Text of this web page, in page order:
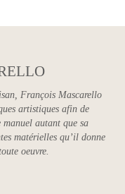
François Mascarello
artistiques afin de
manuel autant que sa
matérielles qu’il donne
oeuvre.